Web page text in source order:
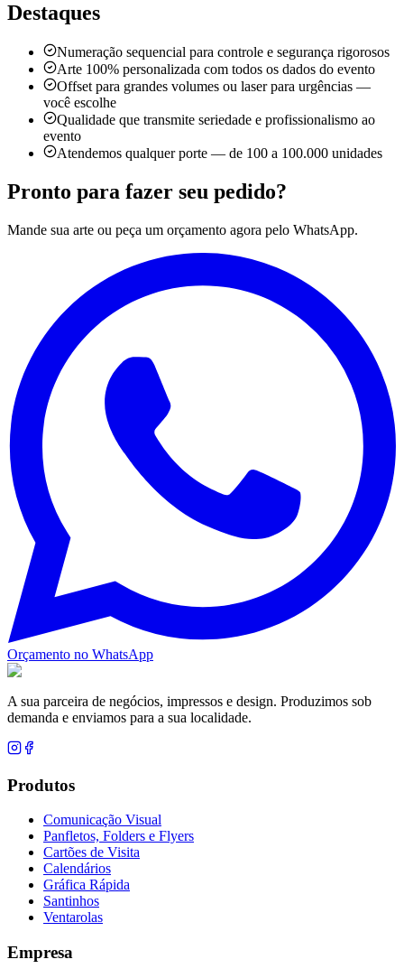
Destaques
Numeração sequencial para controle e segurança rigorosos
Arte 100% personalizada com todos os dados do evento
Offset para grandes volumes ou laser para urgências —
você escolhe
Qualidade que transmite seriedade e profissionalismo ao
evento
Atendemos qualquer porte — de 100 a 100.000 unidades
Pronto para fazer seu pedido?
Mande sua arte ou peça um orçamento agora pelo WhatsApp.
Orçamento no WhatsApp
A sua parceira de negócios, impressos e design. Produzimos sob
demanda e enviamos para a sua localidade.
Produtos
Comunicação Visual
Panfletos, Folders e Flyers
Cartões de Visita
Calendários
Gráfica Rápida
Santinhos
Ventarolas
Empresa